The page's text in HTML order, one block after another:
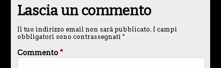
Lascia un commento
Il tuo indirizzo email non sarà pubblicato. I campi
obbligatori sono contrassegnati *
Commento*